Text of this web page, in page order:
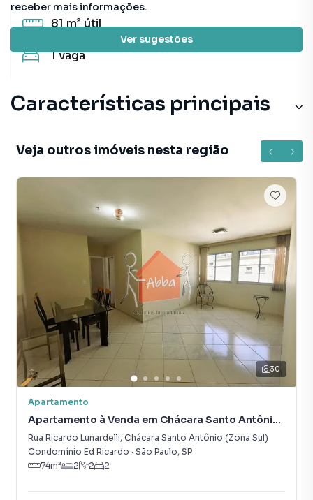
receber mais informações.
Ver sugestões
81 m²útil
1vaga
Características principais
Veja outros imóveis nesta região
30
Apartamento
Apartamento à Venda em Chácara Santo Antônio
(Zona Sul)
Rua Ricardo Lunardelli, Chácara Santo Antônio (Zona Sul)
Condomínio Ed Ricardo · São Paulo, SP
74m² 2 2 2